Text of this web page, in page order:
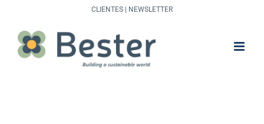
contenido
CLIENTES NEWSLETTER